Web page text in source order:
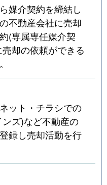
媒介契約を締結し
不動産会社に売却
(専属専任媒介契
却の依頼ができる
ット・チラシでの
ズ)など不動産の
録し売却活動を行